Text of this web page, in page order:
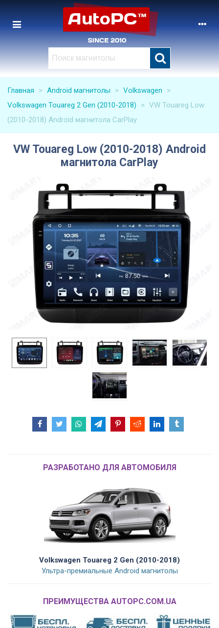
Главная > Android магнитолы > Volkswagen
>
Volkswagen Touareg 2 Gen (2010-2018)
> VW Touareg Low
(2010-2018) Android магнитола CarPlay
VW Touareg Low (2010-2018) Android
магнитола CarPlay
РАЗРАБОТАНО ДЛЯ АВТОМОБИЛЯ
Volkswagen Touareg 2 Gen (2010-2018)
Ультра-премиальные Android магнитолы
ПРЕИМУЩЕСТВА AUTOPC.COM.UA